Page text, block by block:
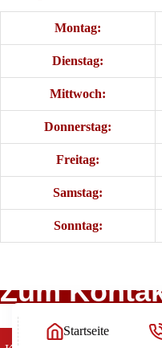
Montag:
Dienstag:
Mittwoch:
Donnerstag:
Freitag:
Samstag:
Sonntag:
Zum
Copyright Rechtsanwälte
Startseite